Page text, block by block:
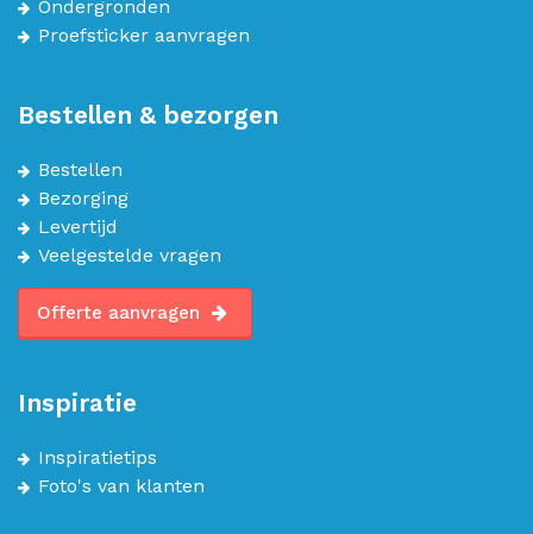
Ondergronden
Proefsticker aanvragen
Bestellen & bezorgen
Bestellen
Bezorging
Levertijd
Veelgestelde vragen
Offerte aanvragen
Inspiratie
Inspiratietips
Foto's van klanten